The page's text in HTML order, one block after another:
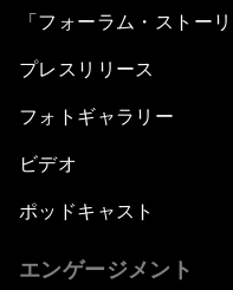
「フォーラム・ストーリ
プレスリリース
フォトギャラリー
ビデオ
ポッドキャスト
エンゲージメント